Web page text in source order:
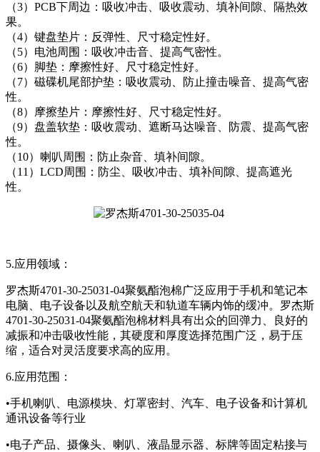
（3）PCB下周边：吸收冲击、吸收震动、填补间隙、隔热效
果。
（4）键盘垫片：反弹性、尺寸稳定性好。
（5）电池周围：吸收冲击音、提高气密性。
（6）脚垫：摩擦性好、尺寸稳定性好。
（7）磁碟机尾部护垫：吸收震动、防止撞击噪音、提高气密
性。
（8）摩擦垫片：摩擦性好、尺寸稳定性好。
（9）盘盖软垫：吸收震动、遮断马达噪音、防震、提高气密
性。
（10）喇叭周围：防止杂音、填补间隙。
（11）LCD周围：防尘、吸收冲击、填补间隙、提高遮光
性。
5.应用领域：
罗杰斯4701-30-25031-04聚氨酯泡棉广泛应用于手机和笔记本
电脑、电子设备以及航空航天和轨道车辆内饰的缓冲。罗杰斯
4701-30-25031-04聚氨酯泡棉材料具有出众的回弹力、良好的
减振和冲击吸收性能，其硬度和厚度选择范围广泛，易于压
缩，适合对灵活度要求高的应用。
6.应用范围：
•手机喇叭、电源模块、灯罩密封、汽车、电子设备和计算机
通讯设备等行业
•电子产品、摄像头、喇叭、液晶显示器、标牌等固定粘接与